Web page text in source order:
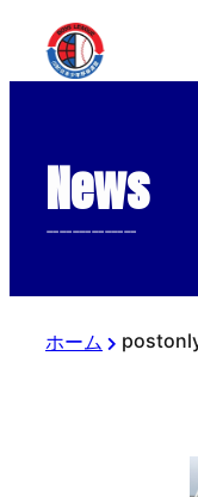
News
--------------
ホーム